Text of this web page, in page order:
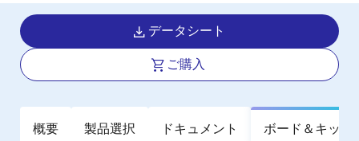
データシート
ご購入
概要 製品選択 ドキュメント ボード＆キット